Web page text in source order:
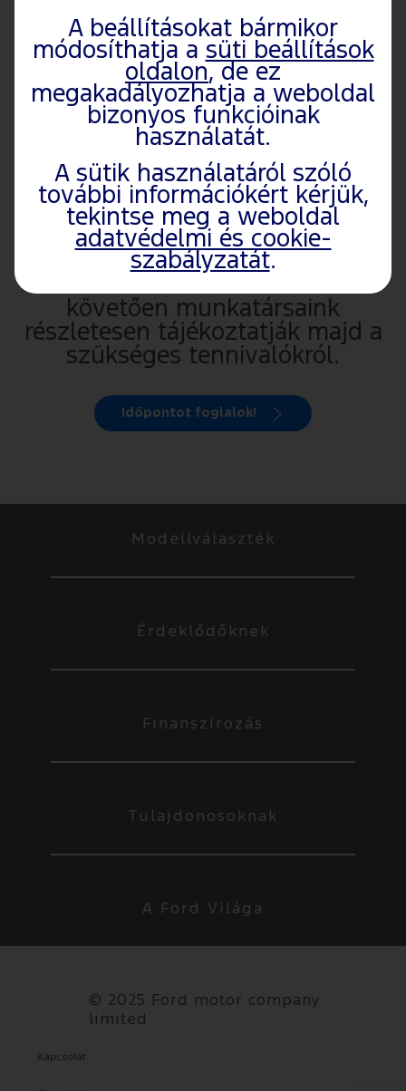
MÁRKASZERVIZBEN A
VISSZAHÍVÁS MIATT?
Igen. Amennyiben visszahívási
értesítőt kapott, vagy más
módon értesült az adott típust
érintő visszahívási akcióról,
kérjük, a szokásos csatornák
egyikén vegye fel a kapcsolatot
Ford márkakereskedőjével és
foglaljon időpontot hivatalos
követően munkatársaink
részletesen tájékoztatják majd a
szükséges tennivalókról.
Időpontot foglalok!
A beállításokat bármikor
módosíthatja a süti beállítások
oldalon, de ez
megakadályozhatja a weboldal
bizonyos funkcióinak
használatát.
A sütik használatáról szóló
további információkért kérjük,
tekintse meg a weboldal
adatvédelmi és cookie-
szabályzatát.
Modellválaszték
Érdeklődőknek
Finanszírozás
Tulajdonosoknak
A Ford Világa
© 2025 Ford motor company
limited
Kapcsolat